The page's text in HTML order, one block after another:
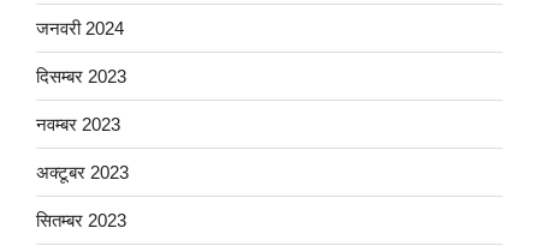
जनवरी 2024
दिसम्बर 2023
नवम्बर 2023
अक्टूबर 2023
सितम्बर 2023